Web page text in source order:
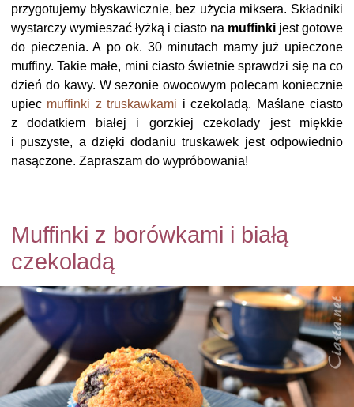
przygotujemy błyskawicznie, bez użycia miksera. Składniki
wystarczy wymieszać łyżką i ciasto na muffinki jest gotowe
do pieczenia. A po ok. 30 minutach mamy już upieczone
muffiny. Takie małe, mini ciasto świetnie sprawdzi się na co
dzień do kawy. W sezonie owocowym polecam koniecznie
upiec muffinki z truskawkami i czekoladą. Maślane ciasto
z dodatkiem białej i gorzkiej czekolady jest miękkie
i puszyste, a dzięki dodaniu truskawek jest odpowiednio
nasączone. Zapraszam do wypróbowania!
Muffinki z borówkami i białą
czekoladą